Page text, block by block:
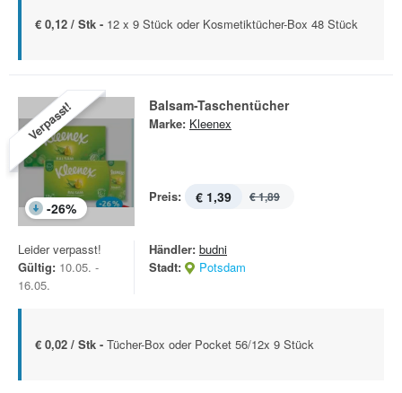
€ 0,12 / Stk - 12 x 9 Stück oder Kosmetiktücher-Box 48 Stück
Verpasst!
-26%
Balsam-Taschentücher
Marke: Kleenex
Preis: € 1,39 € 1,89
Leider verpasst!
Gültig: 10.05. -
16.05.
Händler: budni
Stadt:
Potsdam
€ 0,02 / Stk - Tücher-Box oder Pocket 56/12x 9 Stück